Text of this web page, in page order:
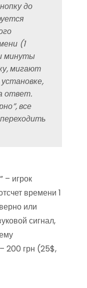
до
(1
минуты
мигают
ответ.
все
– игрок
времени 1
или
сигнал,
200 грн (25$,